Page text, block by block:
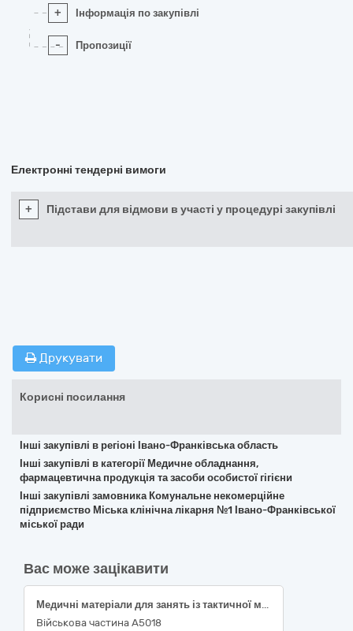
+ Інформація по закупівлі
- Пропозиції
Електронні тендерні вимоги
+ Підстави для відмови в участі у процедурі закупівлі
Друкувати
Корисні посилання
Інші закупівлі в регіоні Івано-Франківська область
Інші закупівлі в категорії Медичне обладнання,
фармацевтична продукція та засоби особистої гігієни
Інші закупівлі замовника Комунальне некомерційне
підприємство Міська клінічна лікарня №1 Івано-Франківської
міської ради
Вас може зацікавити
Медичні матеріали для занять із тактичної медицини (згідно коду ДК 021:2015: 33140000-3 — Медичні матеріали)
Військова частина А5018